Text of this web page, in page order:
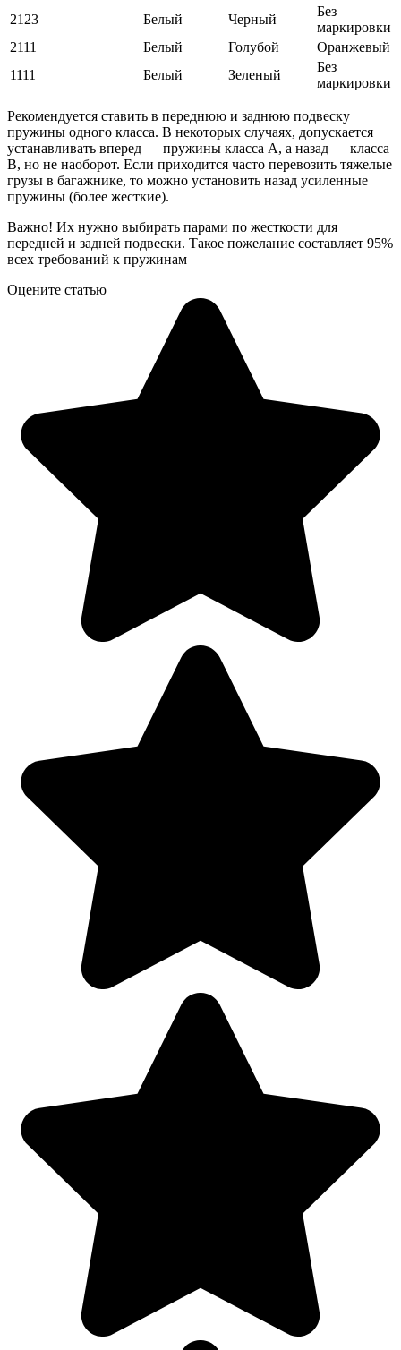
2123 Белый Черный
Без
маркировки
2111
Белый Голубой
Оранжевый
1111
Белый Зеленый
Без
маркировки
Рекомендуется ставить в переднюю и заднюю подвеску
пружины одного класса. В некоторых случаях, допускается
устанавливать вперед — пружины класса А, а назад — класса
В, но не наоборот. Если приходится часто перевозить тяжелые
грузы в багажнике, то можно установить назад усиленные
пружины (более жесткие).
Важно! Их нужно выбирать парами по жесткости для
передней и задней подвески. Такое пожелание составляет 95%
всех требований к пружинам
Оцените статью